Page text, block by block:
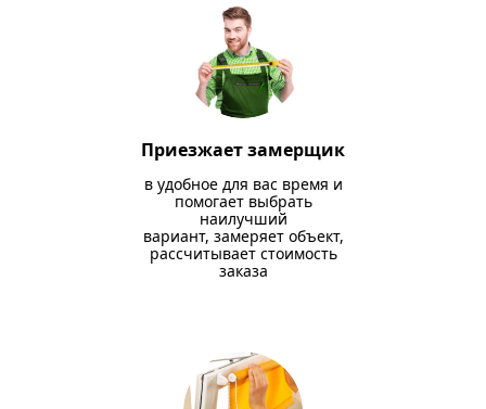
Приезжает замерщик
в удобное для вас время и
помогает выбрать
наилучший
вариант, замеряет объект,
рассчитывает стоимость
заказа